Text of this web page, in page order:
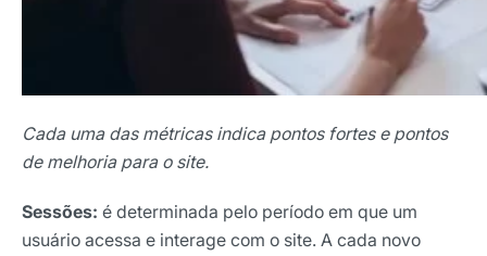
Cada uma das métricas indica pontos fortes e pontos
de melhoria para o site.
Sessões: é determinada pelo período em que um
usuário acessa e interage com o site. A cada novo